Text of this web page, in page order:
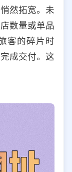
然拓宽。未
数量或单品
客的碎片时
成交付。这